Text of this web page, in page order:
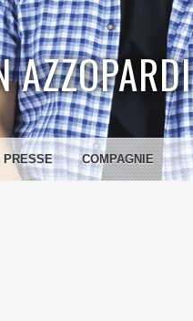
AZZOPARDI
PRESSE COMPAGNIE